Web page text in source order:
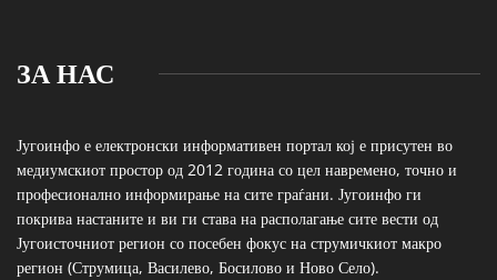
ЗА НАС
Југоинфо е електронски информативен портал кој е присутен во
медиумскиот простор од 2012 година со цел навремено, точно и
професионално информирање на сите граѓани. Југоинфо ги
покрива настаните и ви ги става на располагање сите вести од
Југоисточниот регион со посебен фокус на струмичкиот макро
регион (Струмица, Василево, Босилово и Ново Село).